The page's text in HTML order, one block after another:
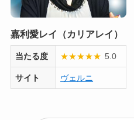
嘉利愛レイ（カリアレイ）
当たる度 ★★★★★ 5.0
サイト ヴェルニ